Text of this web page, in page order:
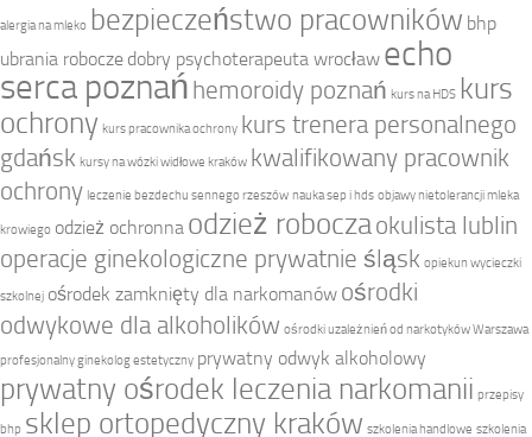
alergia na mleko bezpieczeństwo pracowników bhp
ubrania robocze dobry psychoterapeuta wrocław echo
serca poznań hemoroidy poznań kurs na HDS kurs
ochrony kurs pracownika ochrony kurs trenera personalnego
gdańsk kursy na wózki widłowe kraków kwalifikowany pracownik
ochrony leczenie bezdechu sennego rzeszów nauka sep i hds objawy nietolerancji mleka
krowiego odzież ochronna odzież robocza okulista lublin
operacje ginekologiczne prywatnie śląsk opiekun wycieczki
szkolnej ośrodek zamknięty dla narkomanów ośrodki
odwykowe dla alkoholików ośrodki uzależnień od narkotyków Warszawa
profesjonalny ginekolog estetyczny prywatny odwyk alkoholowy
prywatny ośrodek leczenia narkomanii przepisy
bhp sklep ortopedyczny kraków szkolenia handlowe szkolenia